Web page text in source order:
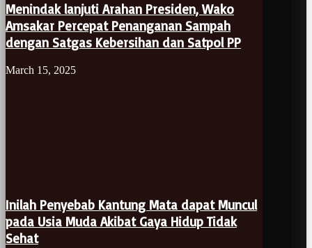
Menindak lanjuti Arahan Presiden, Wako
Amsakar Percepat Penanganan Sampah
dengan Satgas Kebersihan dan Satpol PP
March 15, 2025
Inilah Penyebab Kantung Mata dapat Muncul
pada Usia Muda Akibat Gaya Hidup Tidak
Sehat